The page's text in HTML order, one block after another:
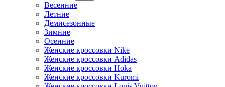
Весенние
Летние
Демисезонные
Зимние
Осенние
Женские кроссовки Nike
Женские кроссовки Adidas
Женские кроссовки Hoka
Женские кроссовки Kuromi